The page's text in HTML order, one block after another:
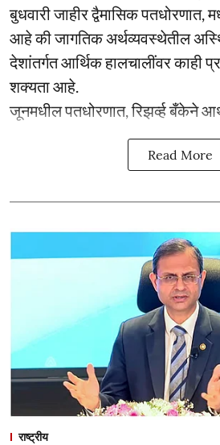
बुधवारी जाहीर द्वैमासिक पतधोरणात,
आहे की जागतिक अर्थव्यवस्थेतील
देशांतर्गत आर्थिक हालचालींवर काही
शक्यता आहे.
जूनमधील पतधोरणात, रिझर्व्ह बँकेने आर्थ
Read More
राष्ट्रीय